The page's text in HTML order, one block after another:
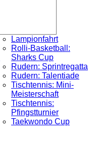
Lampionfahrt
Rolli-Basketball:
Sharks Cup
Rudern: Sprintregatta
Rudern: Talentiade
Tischtennis: Mini-
Meisterschaft
Tischtennis:
Pfingstturnier
Taekwondo Cup